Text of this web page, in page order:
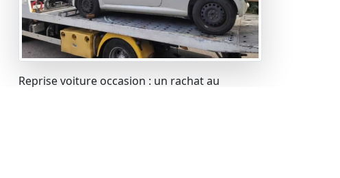
Reprise voiture occasion : un rachat au